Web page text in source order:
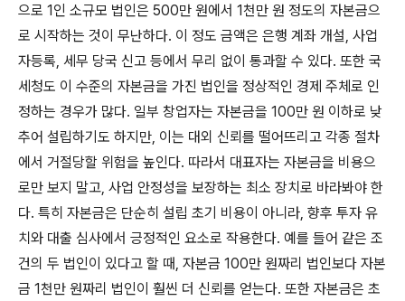
으로 1인 소규모 법인은 500만 원에서 1천만 원 정도의 자본금으
로 시작하는 것이 무난하다. 이 정도 금액은 은행 계좌 개설, 사업
자등록, 세무 당국 신고 등에서 무리 없이 통과할 수 있다. 또한 국
세청도 이 수준의 자본금을 가진 법인을 정상적인 경제 주체로 인
정하는 경우가 많다. 일부 창업자는 자본금을 100만 원 이하로 낮
추어 설립하기도 하지만, 이는 대외 신뢰를 떨어뜨리고 각종 절차
에서 거절당할 위험을 높인다. 따라서 대표자는 자본금을 비용으
로만 보지 말고, 사업 안정성을 보장하는 최소 장치로 바라봐야 한
다. 특히 자본금은 단순히 설립 초기 비용이 아니라, 향후 투자 유
치와 대출 심사에서 긍정적인 요소로 작용한다. 예를 들어 같은 조
건의 두 법인이 있다고 할 때, 자본금 100만 원짜리 법인보다 자본
금 1천만 원짜리 법인이 훨씬 더 신뢰를 얻는다. 또한 자본금은 초